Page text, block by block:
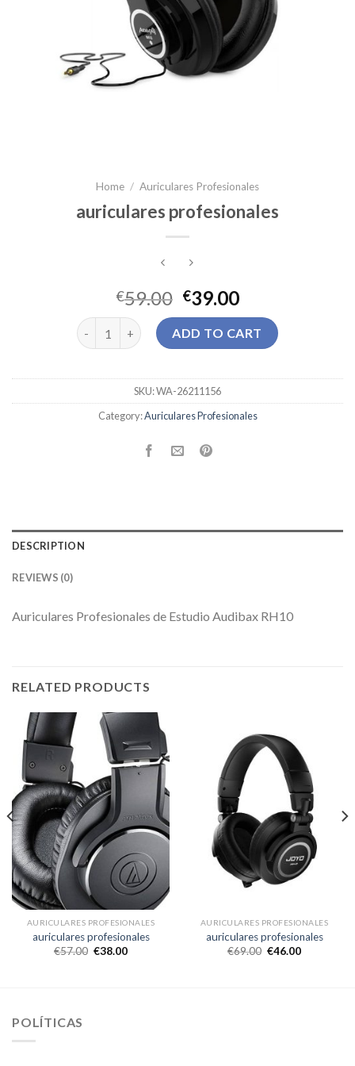
Home / Auriculares Profesionales
auriculares profesionales
€59.00 €39.00
auriculares profesionales quantity
ADD TO CART
SKU:WA-26211156
Category:Auriculares Profesionales
DESCRIPTION
REVIEWS (0)
Auriculares Profesionales de Estudio Audibax RH10
RELATED PRODUCTS
AURICULARES PROFESIONALES
auriculares profesionales
€57.00 €38.00
AURICULARES PROFESIONALES
auriculares profesionales
€69.00 €46.00
POLÍTICAS